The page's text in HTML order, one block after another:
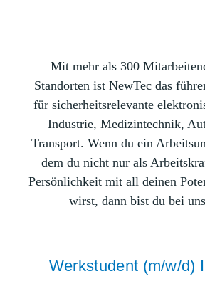
Mit mehr als 300
Standorten ist NewTec das
für sicherheitsrelevante
Industrie, Medizintechnik,
Transport. Wenn du ein
dem du nicht nur als
Persönlichkeit mit all deinen
wirst, dann bist du bei
Werkstudent (m/w/d)